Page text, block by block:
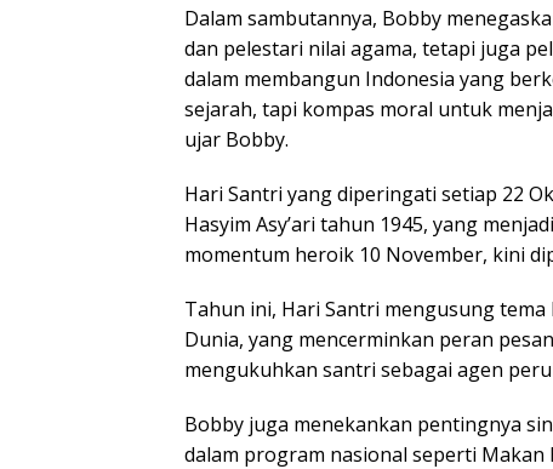
Dalam sambutannya, Bobby
dan pelestari nilai agama, tetapi juga
dalam membangun Indonesia yang
sejarah, tapi kompas moral untuk
ujar Bobby.
Hari Santri yang diperingati setiap 22
Hasyim Asy’ari tahun 1945, yang
momentum heroik 10 November, kini
Tahun ini, Hari Santri mengusung
Dunia, yang mencerminkan peran
mengukuhkan santri sebagai agen
Bobby juga menekankan pentingnya
dalam program nasional seperti Makan